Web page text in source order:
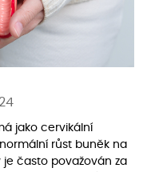
jako cervikální
růst buněk na
často považován za